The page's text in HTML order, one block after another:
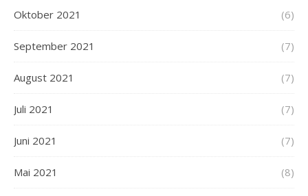
Oktober 2021 (6)
September 2021 (7)
August 2021 (7)
Juli 2021 (7)
Juni 2021 (7)
Mai 2021 (8)